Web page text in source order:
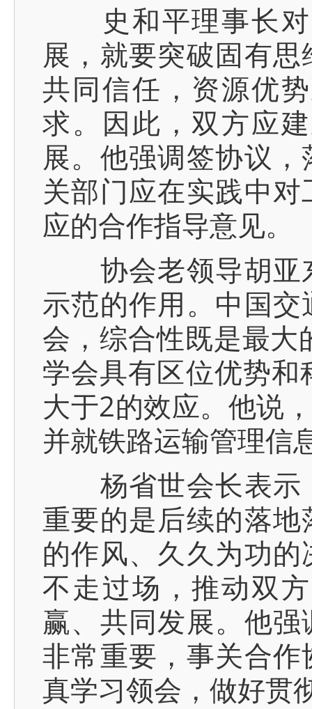
史和平理事长对
展，就要突破固有
共同信任，资源优
求。因此，双方应
展。他强调签协议
关部门应在实践中
应的合作指导意见。
协会老领导胡亚
示范的作用。中国
会，综合性既是最
学会具有区位优势
大于2的效应。他说
并就铁路运输管理信
杨省世会长表示
重要的是后续的落
的作风、久久为功
不走过场，推动双
赢、共同发展。他
非常重要，事关合
真学习领会，做好贯